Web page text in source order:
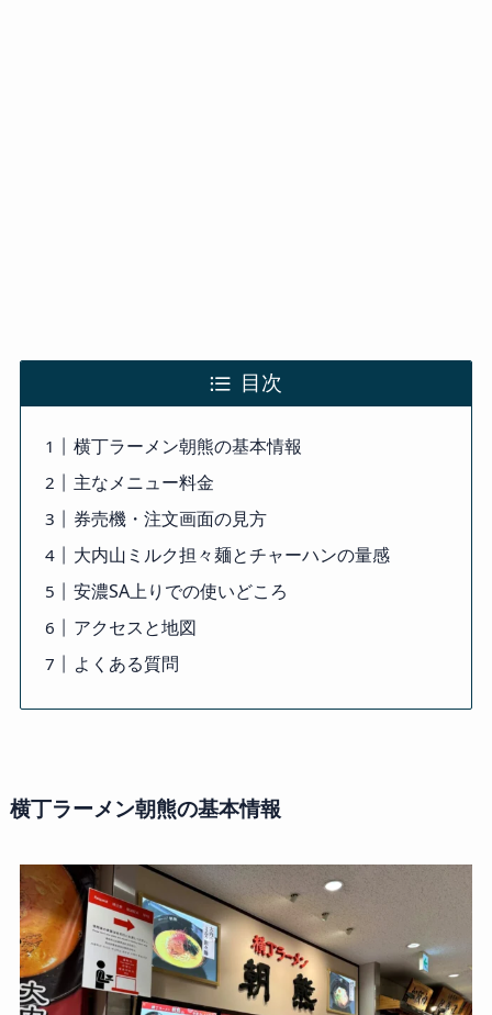
目次
横丁ラーメン朝熊の基本情報
主なメニュー料金
券売機・注文画面の見方
大内山ミルク担々麺とチャーハンの量感
安濃SA上りでの使いどころ
アクセスと地図
よくある質問
横丁ラーメン朝熊の基本情報